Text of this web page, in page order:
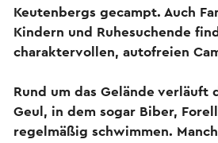
Keutenbergs gecampt. Auch
Kindern und Ruhesuchende
charaktervollen, autofreien
Rund um das Gelände verläuft
Geul, in dem sogar Biber,
regelmäßig schwimmen.